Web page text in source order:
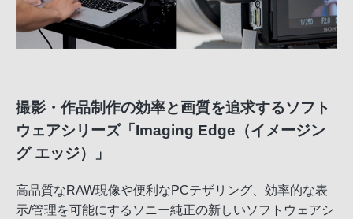
撮影・作品制作の効率と画質を追求するソフト
ウェアシリーズ「Imaging Edge（イメージン
グ エッジ）」
高品質なRAW現像や便利なPCテザリング、効率的な表
示/管理を可能にするソニー純正の新しいソフトウェアシ